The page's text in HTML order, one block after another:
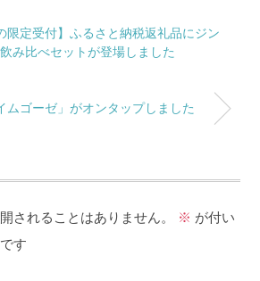
限定受付】ふるさと納税返礼品にジン
み比べセットが登場しました
ムゴーゼ」がオンタップしました
されることはありません。 ※ が付い
す